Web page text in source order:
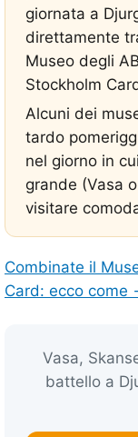
giornata a
direttamente
Museo degli
Stockholm
Alcuni dei
tardo
nel giorno in
grande (Vasa
visitare
Combinate il
Card: ecco come
Vasa,
battello a